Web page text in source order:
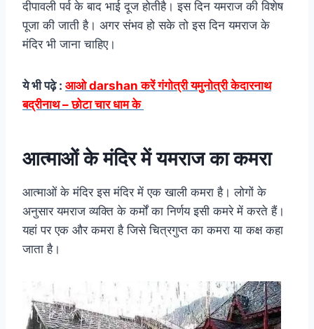
दीपावली पर्व के बाद भाई दूज होतीहै। इस दिन यमराज की विशेष
पूजा की जाती है। अगर संभव हो सके तो इस दिन यमराज के
मंदिर भी जाना चाहिए।
ये भी पढ़े : आओ darshan करें गंगोत्री यमुनोत्री केदारनाथ
बद्रीनाथ – छोटा चार धाम के
आत्माओं के मंदिर में यमराज का कमरा
आत्माओं के मंदिर इस मंदिर में एक खाली कमरा है। लोगों के
अनुसार यमराज व्यक्ति के कर्मों का निर्णय इसी कमरे में करते हैं।
यहां पर एक और कमरा है जिसे चित्रगुप्त का कमरा या कक्ष कहा
जाता है।